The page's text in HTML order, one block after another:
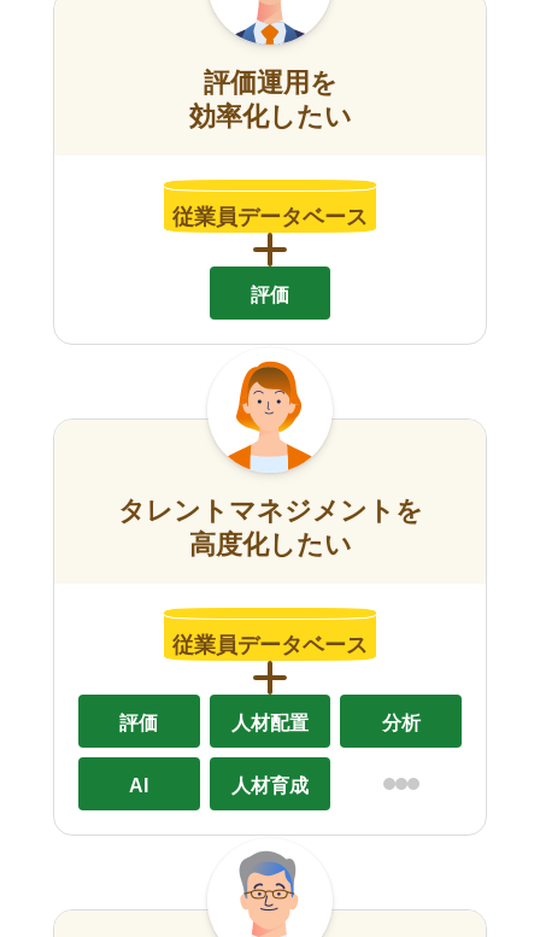
評価運用を
効率化したい
従業員データベース
評価
タレントマネジメントを
高度化したい
従業員データベース
評価 人材配置 分析
AI 人材育成